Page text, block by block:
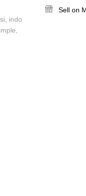
indo
Sell on